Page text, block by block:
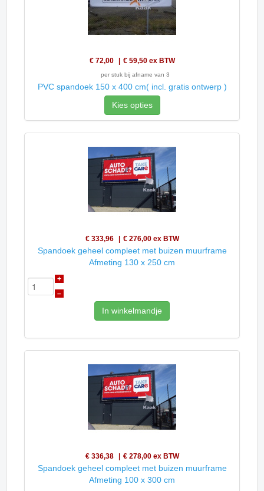
€ 72,00 € 59,50 ex BTW
per stuk bij afname van 3
PVC spandoek 150 x 400 cm( incl. gratis ontwerp )
Kies opties
€ 333,96 € 276,00 ex BTW
Spandoek geheel compleet met buizen muurframe
Afmeting 130 x 250 cm
+
–
In winkelmandje
€ 336,38 € 278,00 ex BTW
Spandoek geheel compleet met buizen muurframe
Afmeting 100 x 300 cm